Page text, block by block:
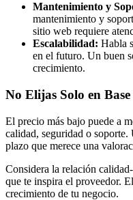
Mantenimiento y
mantenimiento y
sitio web requiere
Escalabilidad: Habla
en el futuro. Un buen
crecimiento.
No Elijas Solo en
El precio más bajo puede a
calidad, seguridad o
plazo que merece una
Considera la relación
que te inspira el proveedor.
crecimiento de tu negocio.